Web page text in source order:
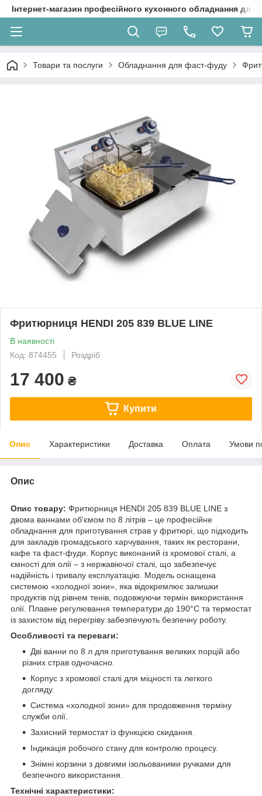
Інтернет-магазин професійного кухонного обладнання
Товари та послуги Обладнання для фаст-фуду
Фритюрниця HENDI 205 839 BLUE LINE
В наявності
Код: 874455
Роздріб
17 400 ₴
Купити
Опис Характеристики Доставка Оплата Умови
Опис
Опис товару: Фритюрниця HENDI 205 839 BLUE LINE з
двома ваннами об'ємом по 8 літрів – це професійне
обладнання для приготування страв у фритюрі, що підходить
для закладів громадського харчування, таких як ресторани,
кафе та фаст-фуди. Корпус виконаний із хромової сталі, а
ємності для олії – з нержавіючої сталі, що забезпечує
надійність і тривалу експлуатацію. Модель оснащена
системою «холодної зони», яка відокремлює залишки
продуктів під рівнем тенів, подовжуючи термін використання
олії. Плавне регулювання температури до 190°C та термостат
із захистом від перегріву забезпечують безпечну роботу.
Особливості та переваги:
Дві ванни по 8 л для приготування великих порцій або
різних страв одночасно.
Корпус з хромової сталі для міцності та легкого
догляду.
Система «холодної зони» для продовження терміну
служби олії.
Захисний термостат із функцією скидання.
Індикація робочого стану для контролю процесу.
Знімні корзини з довгими ізольованими ручками для
безпечного використання.
Технічні характеристики: